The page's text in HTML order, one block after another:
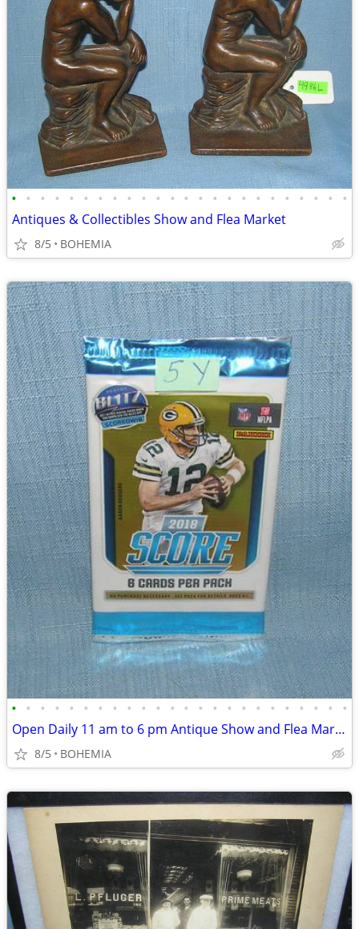
• • • • • • • • • • • • • • • • • • • • • • • •
Antiques & Collectibles Show and Flea Market
8/5 BOHEMIA
• • • • • • • • • • • • • • • • • • • • • • • •
Open Daily 11 am to 6 pm Antique Show and Flea Market
8/5 BOHEMIA